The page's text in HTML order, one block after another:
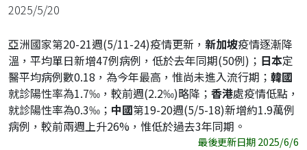
2025/5/20
亞洲國家第20-21週(5/11-24)疫情更新， 新加坡疫情逐漸降
溫，平均單日新增47例病例，低於去年同期(50例)； 日本定
醫平均病例數0.18，為今年最高，惟尚未進入流行期； 韓國
就診陽性率為1.7‰，較前週(2.2‰)略降； 香港處疫情低點，
就診陽性率為0.3‰； 中國第19-20週(5/5-18)新增約1.9萬例
病例，較前兩週上升26%，惟低於過去3年同期。
最後更新日期 2025/6/6